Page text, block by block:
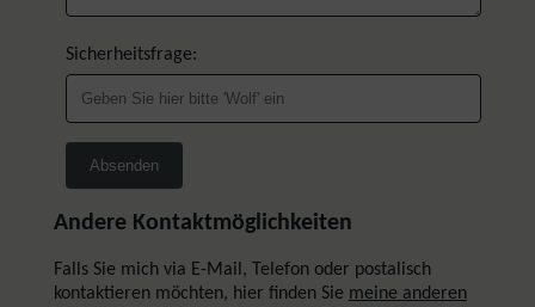
Sicherheitsfrage:
Andere Kontaktmöglichkeiten
Falls Sie mich via E-Mail, Telefon oder postalisch
kontaktieren möchten, hier finden Sie meine anderen